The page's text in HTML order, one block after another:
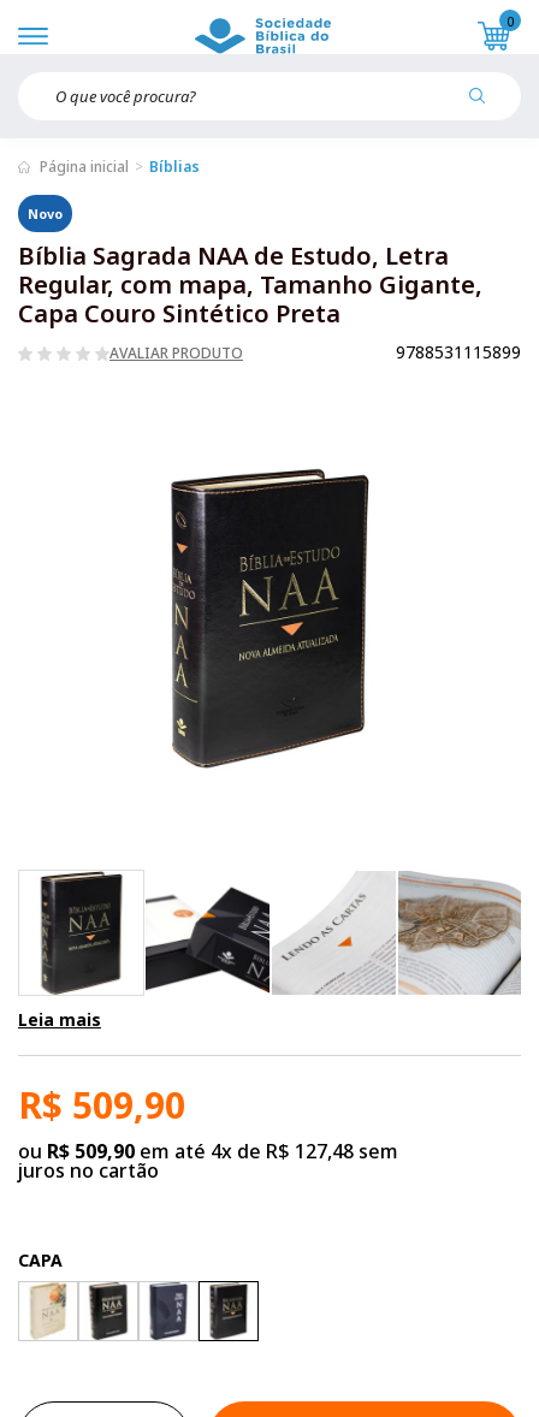
0
Página inicial Bíblias
Novo
Bíblia Sagrada NAA de Estudo, Letra
Regular, com mapa, Tamanho Gigante,
Capa Couro Sintético Preta
AVALIAR PRODUTO 9788531115899
Leia mais
R$ 509,90
ou R$ 509,90 em até 4x de R$ 127,48 sem
juros no cartão
CAPA